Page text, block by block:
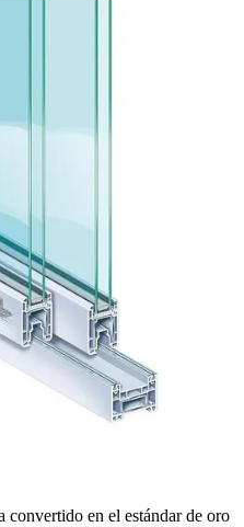
convertido en el estándar de oro